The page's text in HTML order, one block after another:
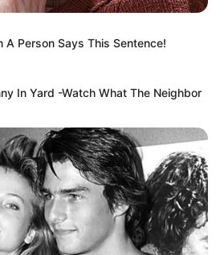
A Person Says This Sentence!
In Yard -Watch What The Neighbor